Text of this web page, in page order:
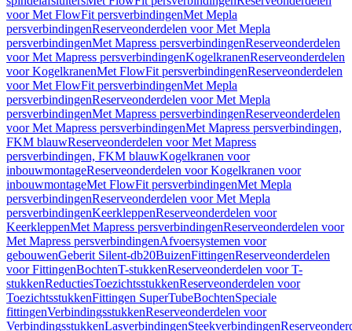
voor Met FlowFit persverbindingenMet Mepla
persverbindingenReserveonderdelen voor Met Mepla
persverbindingenMet Mapress persverbindingenReserveonderdelen
voor Met Mapress persverbindingenKogelkranenReserveonderdelen
voor KogelkranenMet FlowFit persverbindingenReserveonderdelen
voor Met FlowFit persverbindingenMet Mepla
persverbindingenReserveonderdelen voor Met Mepla
persverbindingenMet Mapress persverbindingenReserveonderdelen
voor Met Mapress persverbindingenMet Mapress persverbindingen,
FKM blauwReserveonderdelen voor Met Mapress
persverbindingen, FKM blauwKogelkranen voor
inbouwmontageReserveonderdelen voor Kogelkranen voor
inbouwmontageMet FlowFit persverbindingenMet Mepla
persverbindingenReserveonderdelen voor Met Mepla
persverbindingenKeerkleppenReserveonderdelen voor
KeerkleppenMet Mapress persverbindingenReserveonderdelen voor
Met Mapress persverbindingenAfvoersystemen voor
gebouwenGeberit Silent-db20BuizenFittingenReserveonderdelen
voor FittingenBochtenT-stukkenReserveonderdelen voor T-
stukkenReductiesToezichtsstukkenReserveonderdelen voor
ToezichtsstukkenFittingen SuperTubeBochtenSpeciale
fittingenVerbindingsstukkenReserveonderdelen voor
VerbindingsstukkenLasverbindingenSteekverbindingen